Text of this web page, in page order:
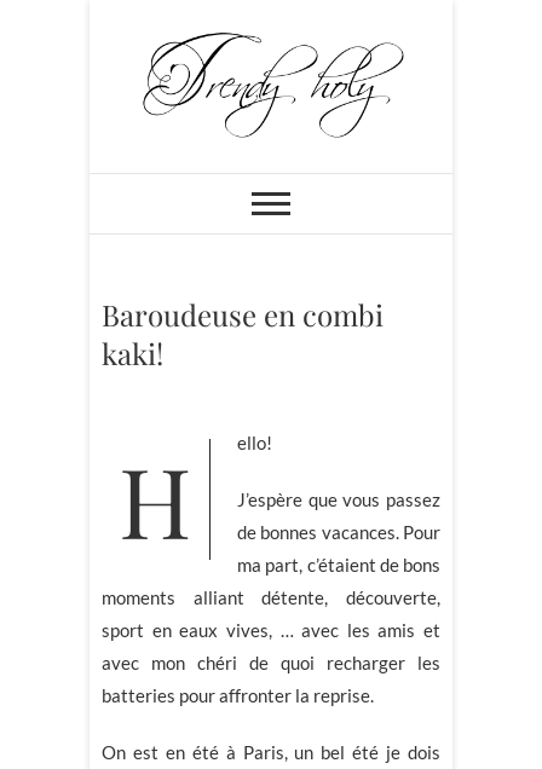
Trendyholy
PEPS!!!
Baroudeuse en combi
kaki!
Hello!
J’espère que vous passez
de bonnes vacances. Pour
ma part, c’étaient de bons
moments alliant détente, découverte,
sport en eaux vives, … avec les amis et
avec mon chéri de quoi recharger les
batteries pour affronter la reprise.
On est en été à Paris, un bel été je dois